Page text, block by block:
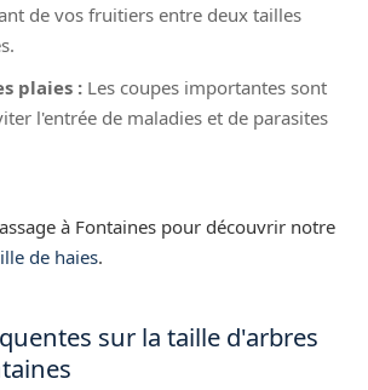
de vos fruitiers entre deux tailles
plaies : Les coupes importantes sont
l'entrée de maladies et de parasites
à Fontaines pour découvrir notre
de haies.
sur la taille d'arbres